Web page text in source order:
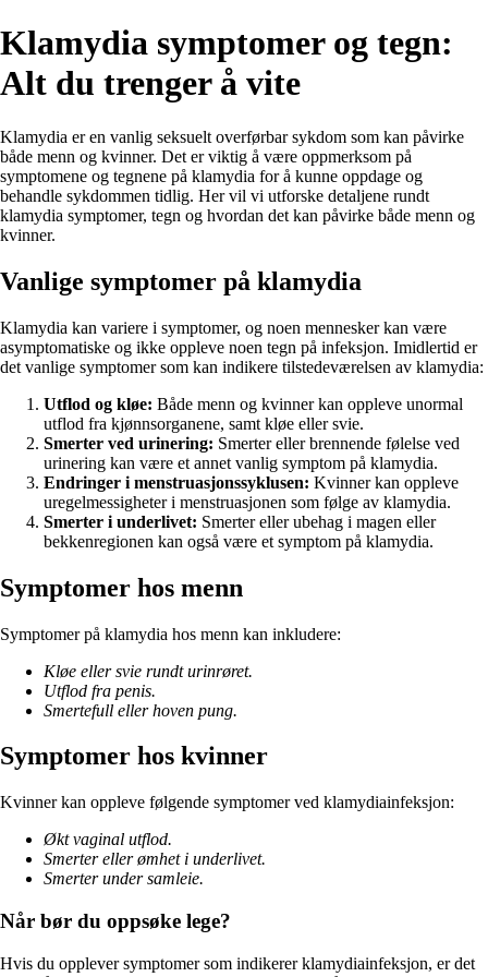
Klamydia symptomer og tegn:
Alt du trenger å vite
Klamydia er en vanlig seksuelt overførbar sykdom som kan påvirke
både menn og kvinner. Det er viktig å være oppmerksom på
symptomene og tegnene på klamydia for å kunne oppdage og
behandle sykdommen tidlig. Her vil vi utforske detaljene rundt
klamydia symptomer, tegn og hvordan det kan påvirke både menn og
kvinner.
Vanlige symptomer på klamydia
Klamydia kan variere i symptomer, og noen mennesker kan være
asymptomatiske og ikke oppleve noen tegn på infeksjon. Imidlertid er
det vanlige symptomer som kan indikere tilstedeværelsen av klamydia:
Utflod og kløe: Både menn og kvinner kan oppleve unormal
utflod fra kjønnsorganene, samt kløe eller svie.
Smerter ved urinering: Smerter eller brennende følelse ved
urinering kan være et annet vanlig symptom på klamydia.
Endringer i menstruasjonssyklusen: Kvinner kan oppleve
uregelmessigheter i menstruasjonen som følge av klamydia.
Smerter i underlivet: Smerter eller ubehag i magen eller
bekkenregionen kan også være et symptom på klamydia.
Symptomer hos menn
Symptomer på klamydia hos menn kan inkludere:
Kløe eller svie rundt urinrøret.
Utflod fra penis.
Smertefull eller hoven pung.
Symptomer hos kvinner
Kvinner kan oppleve følgende symptomer ved klamydiainfeksjon:
Økt vaginal utflod.
Smerter eller ømhet i underlivet.
Smerter under samleie.
Når bør du oppsøke lege?
Hvis du opplever symptomer som indikerer klamydiainfeksjon, er det